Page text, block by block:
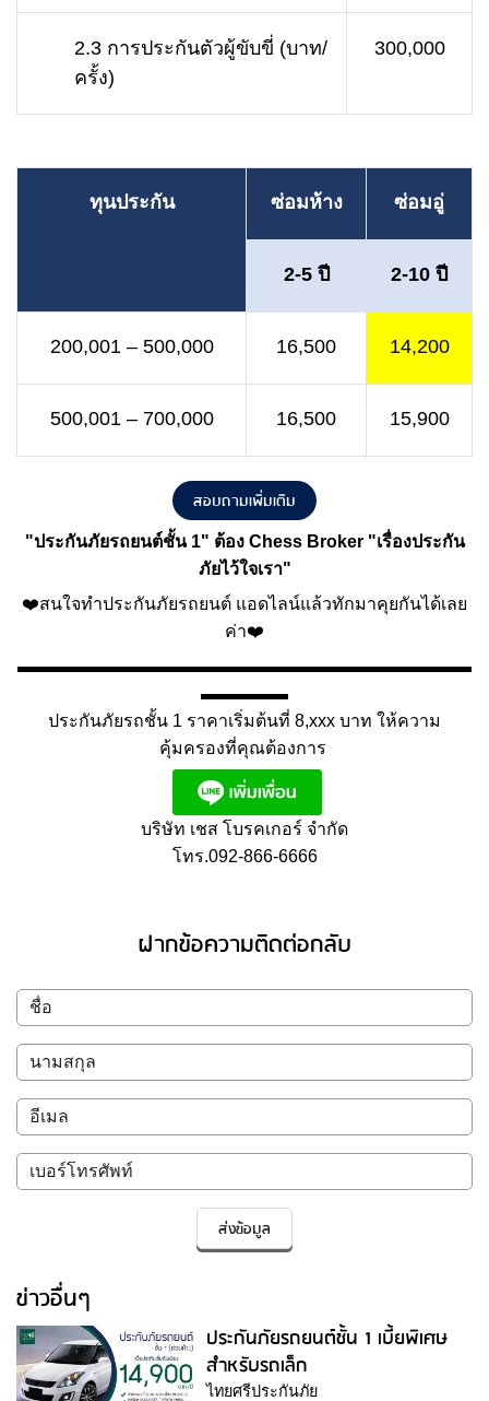
2.3 การประกันตัวผู้ขับขี่ (บาท/
ครั้ง)
300,000
ทุนประกัน ซ่อมห้าง ซ่อมอู่
2-5 ปี 2-10 ปี
200,001 – 500,000 16,500 14,200
500,001 – 700,000 16,500 15,900
สอบถามเพิ่มเติม
"ประกันภัยรถยนต์ชั้น 1" ต้อง Chess Broker "เรื่องประกัน
ภัยไว้ใจเรา"
❤️สนใจทำประกันภัยรถยนต์ แอดไลน์แล้วทักมาคุยกันได้เลย
ค่า❤️
▬▬▬▬▬▬▬▬▬▬▬▬▬▬▬▬▬▬▬▬▬▬▬▬▬▬
▬▬▬▬▬
ประกันภัยรถชั้น 1 ราคาเริ่มต้นที่ 8,xxx บาท ให้ความ
คุ้มครองที่คุณต้องการ
บริษัท เชส โบรคเกอร์ จำกัด
โทร.092-866-6666
ฝากข้อความติดต่อกลับ
ส่งข้อมูล
ข่าวอื่นๆ
ประกันภัยรถยนต์ชั้น 1 เบี้ยพิเศษ
สำหรับรถเล็ก
ไทยศรีประกันภัย